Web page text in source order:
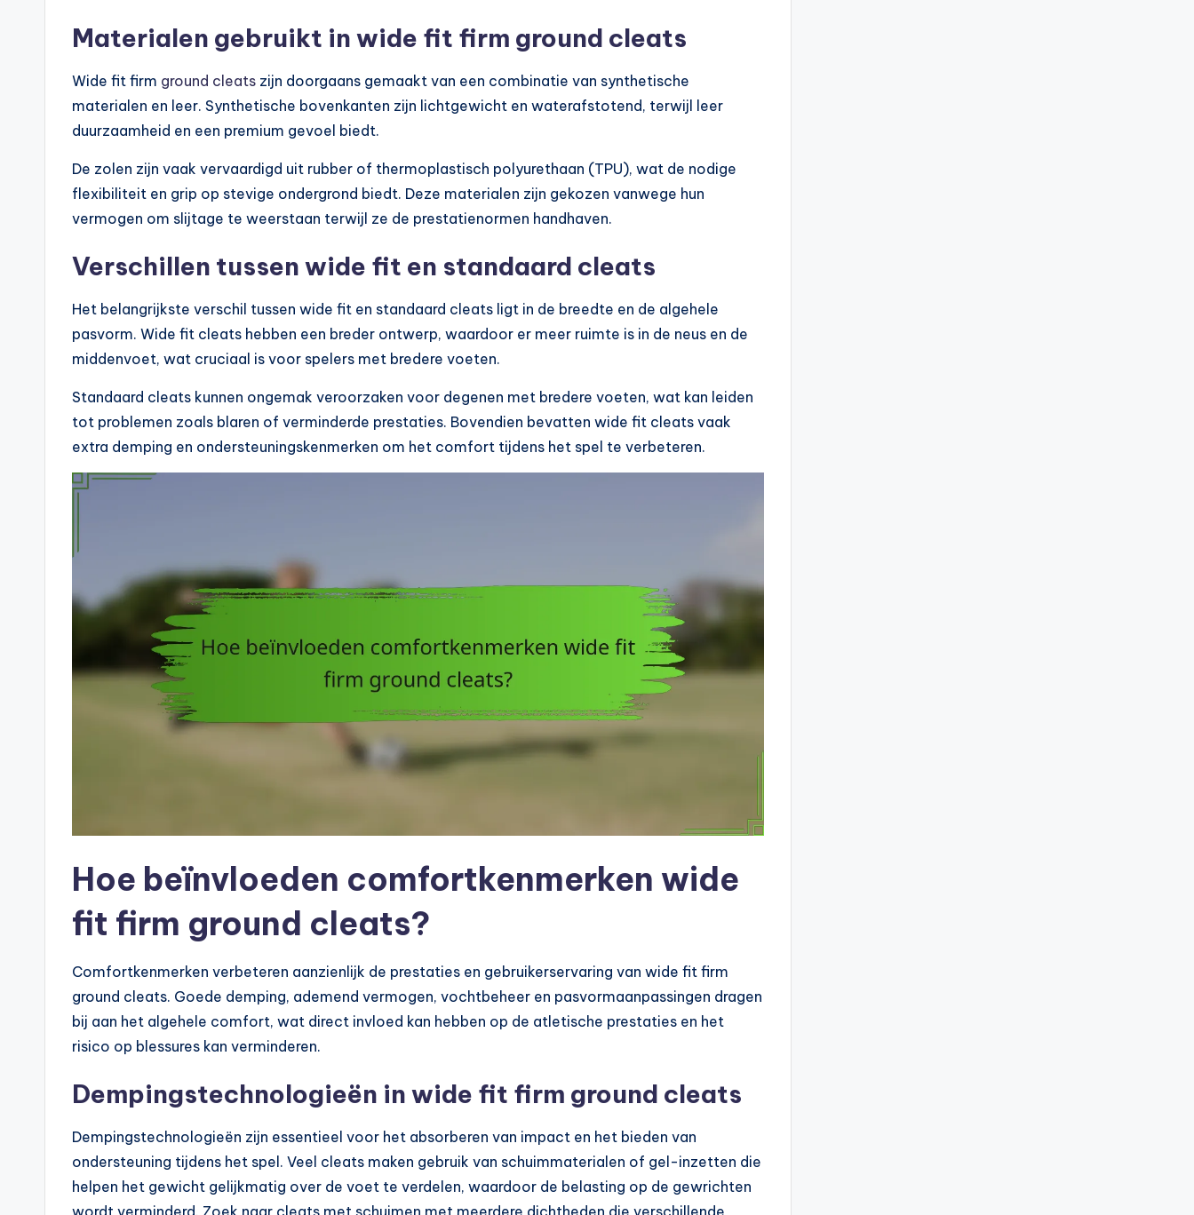
Materialen gebruikt in wide fit firm ground cleats
Wide fit firm ground cleats zijn doorgaans gemaakt van een combinatie van synthetische
materialen en leer. Synthetische bovenkanten zijn lichtgewicht en waterafstotend, terwijl leer
duurzaamheid en een premium gevoel biedt.
De zolen zijn vaak vervaardigd uit rubber of thermoplastisch polyurethaan (TPU), wat de nodige
flexibiliteit en grip op stevige ondergrond biedt. Deze materialen zijn gekozen vanwege hun
vermogen om slijtage te weerstaan terwijl ze de prestatienormen handhaven.
Verschillen tussen wide fit en standaard cleats
Het belangrijkste verschil tussen wide fit en standaard cleats ligt in de breedte en de algehele
pasvorm. Wide fit cleats hebben een breder ontwerp, waardoor er meer ruimte is in de neus en de
middenvoet, wat cruciaal is voor spelers met bredere voeten.
Standaard cleats kunnen ongemak veroorzaken voor degenen met bredere voeten, wat kan leiden
tot problemen zoals blaren of verminderde prestaties. Bovendien bevatten wide fit cleats vaak
extra demping en ondersteuningskenmerken om het comfort tijdens het spel te verbeteren.
Hoe beïnvloeden comfortkenmerken wide
fit firm ground cleats?
Comfortkenmerken verbeteren aanzienlijk de prestaties en gebruikerservaring van wide fit firm
ground cleats. Goede demping, ademend vermogen, vochtbeheer en pasvormaanpassingen dragen
bij aan het algehele comfort, wat direct invloed kan hebben op de atletische prestaties en het
risico op blessures kan verminderen.
Dempingstechnologieën in wide fit firm ground cleats
Dempingstechnologieën zijn essentieel voor het absorberen van impact en het bieden van
ondersteuning tijdens het spel. Veel cleats maken gebruik van schuimmaterialen of gel-inzetten die
helpen het gewicht gelijkmatig over de voet te verdelen, waardoor de belasting op de gewrichten
wordt verminderd. Zoek naar cleats met schuimen met meerdere dichtheden die verschillende